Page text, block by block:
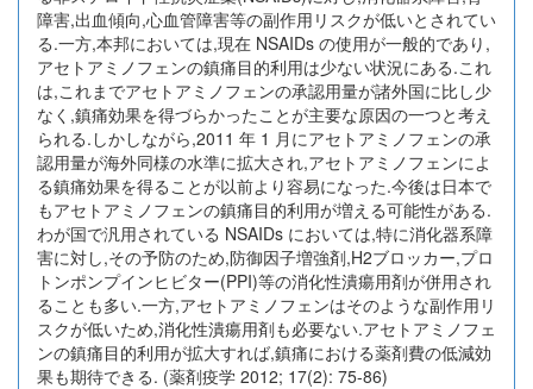
障害,出血傾向,心血管障害等の副作用リスクが低いとされてい
る.一方,本邦においては,現在 NSAIDs の使用が一般的であり,
アセトアミノフェンの鎮痛目的利用は少ない状況にある.これ
は,これまでアセトアミノフェンの承認用量が諸外国に比し少
なく,鎮痛効果を得づらかったことが主要な原因の一つと考え
られる.しかしながら,2011 年 1 月にアセトアミノフェンの承
認用量が海外同様の水準に拡大され,アセトアミノフェンによ
る鎮痛効果を得ることが以前より容易になった.今後は日本で
もアセトアミノフェンの鎮痛目的利用が増える可能性がある.
わが国で汎用されている NSAIDs においては,特に消化器系障
害に対し,その予防のため,防御因子増強剤,H2ブロッカー,プロ
トンポンプインヒビター(PPI)等の消化性潰瘍用剤が併用され
ることも多い.一方,アセトアミノフェンはそのような副作用リ
スクが低いため,消化性潰瘍用剤も必要ない.アセトアミノフェ
ンの鎮痛目的利用が拡大すれば,鎮痛における薬剤費の低減効
果も期待できる. (薬剤疫学 2012; 17(2): 75-86)